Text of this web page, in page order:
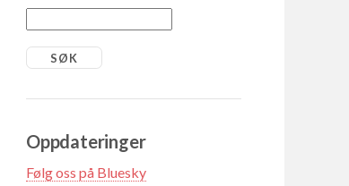
Oppdateringer
Følg oss på Bluesky